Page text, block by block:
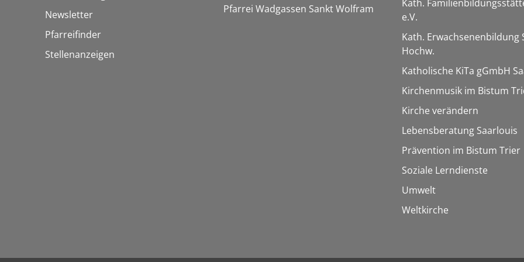
Newsletter
Pfarreifinder
Stellenanzeigen
Pfarrei Wadgassen Sankt Wolfram
Kath.
e.V.
Kath. Erwachsenenbildung
Hochw.
Katholische KiTa gGmbH
Kirchenmusik im Bistum
Kirche verändern
Lebensberatung Saarlouis
Prävention im Bistum Trier
Soziale Lerndienste
Umwelt
Weltkirche